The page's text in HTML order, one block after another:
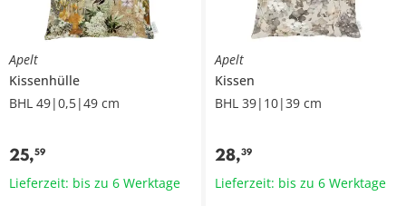
Apelt
Kissenhülle
BHL 49|0,5|49 cm
25,59
Lieferzeit: bis zu 6 Werktage
Apelt
Kissen
BHL 39|10|39 cm
28,39
Lieferzeit: bis zu 6 Werktage